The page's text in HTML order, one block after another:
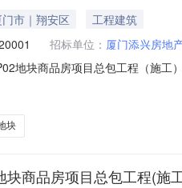
市｜翔安区
工程建筑
招标单位： 厦门添兴房地
地块商品房项目总包工程（施
90天投标文件递交方法在线递交
块
块商品房项目总包工程(施